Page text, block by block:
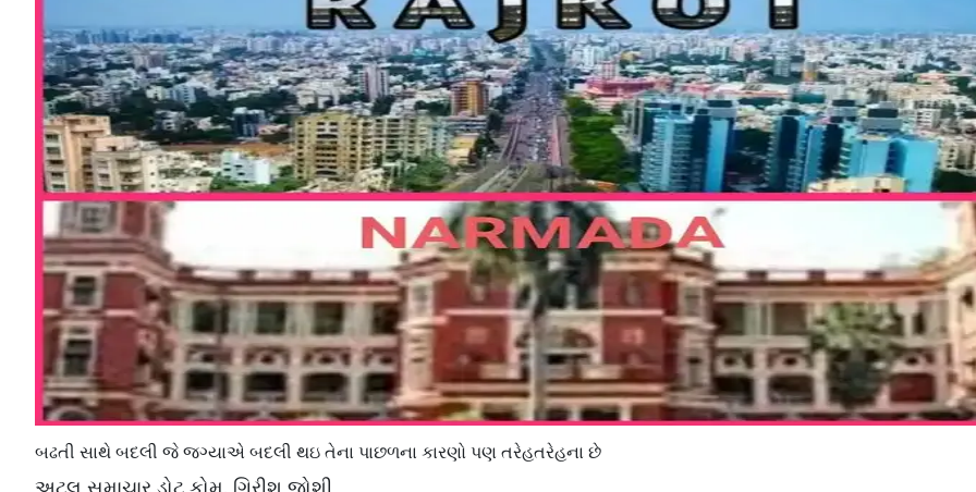
બઢતી સાથે બદલી જે જગ્યાએ બદલી થઇ તેના પાછળના કારણો પણ તરેહતરેહના છે
અટલ સમાચાર ડોટ કોમ, ગિરીશ જોશી